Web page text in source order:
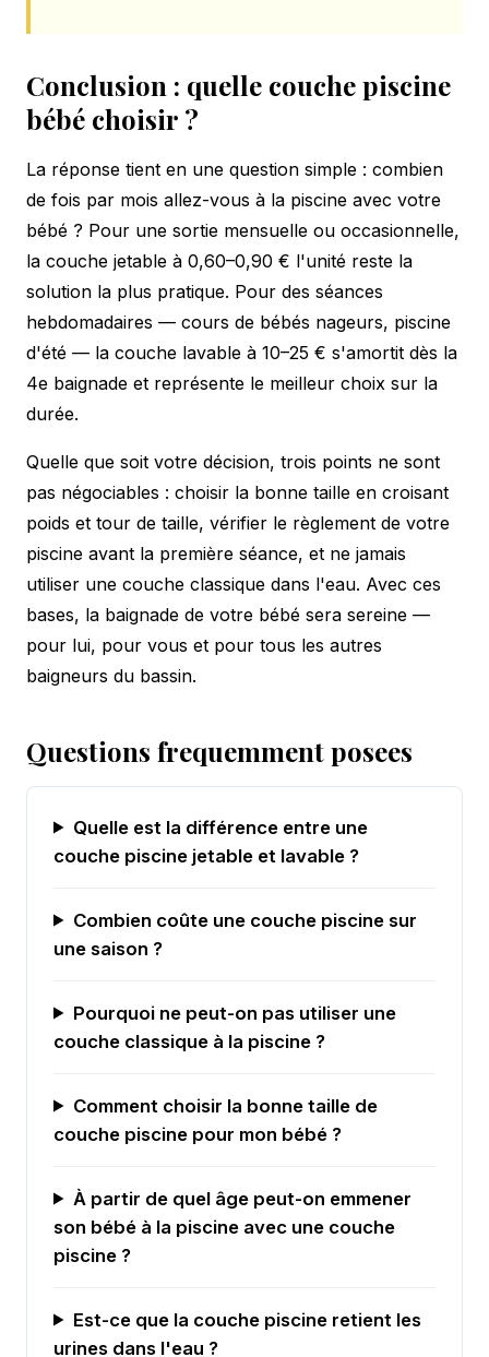
Conclusion : quelle couche piscine
bébé choisir ?
La réponse tient en une question simple : combien
de fois par mois allez-vous à la piscine avec votre
bébé ? Pour une sortie mensuelle ou occasionnelle,
la couche jetable à 0,60–0,90 € l'unité reste la
solution la plus pratique. Pour des séances
hebdomadaires — cours de bébés nageurs, piscine
d'été — la couche lavable à 10–25 € s'amortit dès la
4e baignade et représente le meilleur choix sur la
durée.
Quelle que soit votre décision, trois points ne sont
pas négociables : choisir la bonne taille en croisant
poids et tour de taille, vérifier le règlement de votre
piscine avant la première séance, et ne jamais
utiliser une couche classique dans l'eau. Avec ces
bases, la baignade de votre bébé sera sereine —
pour lui, pour vous et pour tous les autres
baigneurs du bassin.
Questions frequemment posees
Quelle est la différence entre une
couche piscine jetable et lavable ?
Combien coûte une couche piscine sur
une saison ?
Pourquoi ne peut-on pas utiliser une
couche classique à la piscine ?
Comment choisir la bonne taille de
couche piscine pour mon bébé ?
À partir de quel âge peut-on emmener
son bébé à la piscine avec une couche
piscine ?
Est-ce que la couche piscine retient les
urines dans l'eau ?